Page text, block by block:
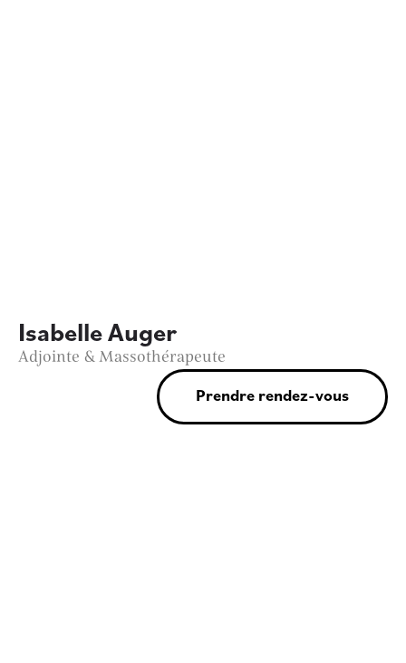
Isabelle Auger
Adjointe & Massothérapeute
Prendre rendez-vous